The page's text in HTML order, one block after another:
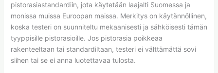
pistorasiastandardiin, jota käytetään laajalti Suomessa ja
monissa muissa Euroopan maissa. Merkitys on käytännöllinen,
koska testeri on suunniteltu mekaanisesti ja sähköisesti tämän
tyyppisille pistorasioille. Jos pistorasia poikkeaa
rakenteeltaan tai standardiltaan, testeri ei välttämättä sovi
siihen tai se ei anna luotettavaa tulosta.